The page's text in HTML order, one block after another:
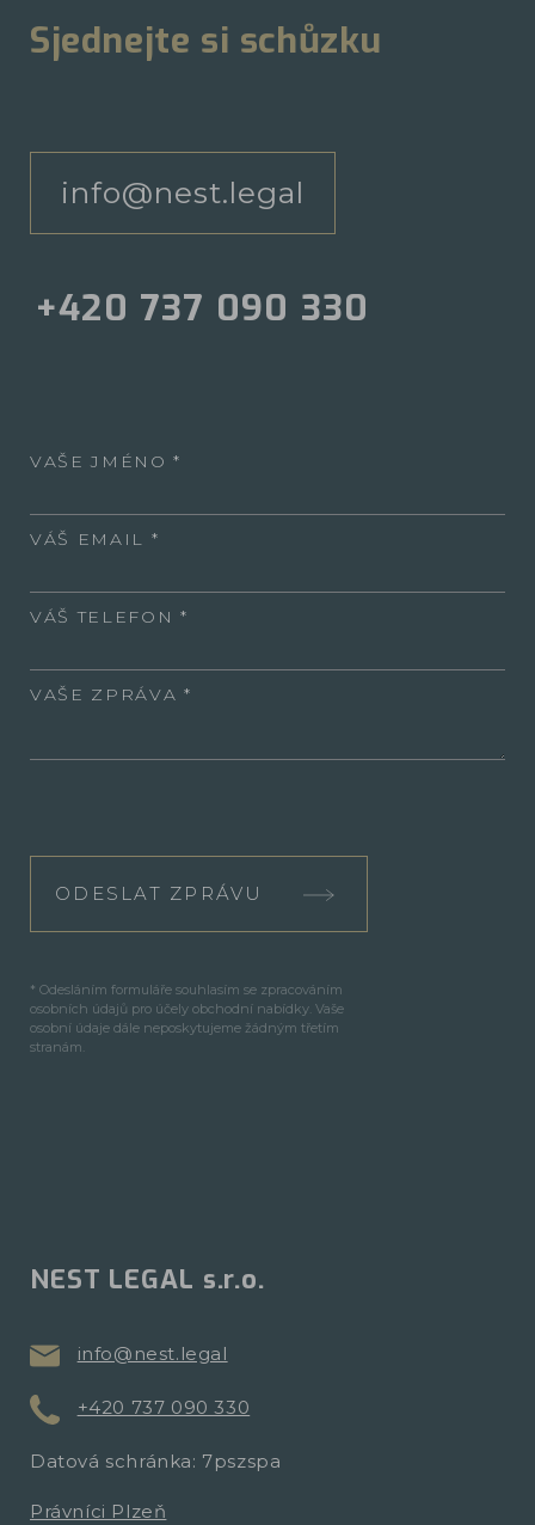
Sjednejte si schůzku
info@nest.legal
+420 737 090 330
VAŠE JMÉNO
VÁŠ EMAIL
VÁŠ TELEFON
VAŠE ZPRÁVA
ODESLAT ZPRÁVU
* Odesláním formuláře souhlasím se zpracováním
osobních údajů pro účely obchodní nabídky. Vaše
osobní údaje dále neposkytujeme žádným třetím
stranám.
NEST LEGAL s.r.o.
info@nest.legal
+420 737 090 330
Datová schránka: 7pszspa
Právníci Plzeň